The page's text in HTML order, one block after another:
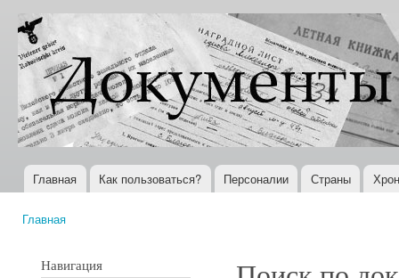
Документы
XX века
Всемирная
история в
Интернете
Главное меню
Главная Как пользоваться? Персоналии Страны
Главная
Навигация